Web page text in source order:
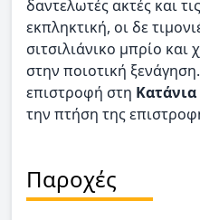
δαντελωτές ακτές και
εκπληκτική, οι δε
σιτσιλιάνικο μπρίο και
στην ποιοτική
επιστροφή στη Κατάνια
την πτήση της
Παροχές